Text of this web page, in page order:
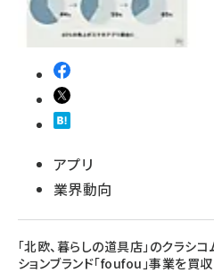
アプリ
業界動向
「北欧、暮らしの道具店」のクラシコ
ションブランド「foufou」事業を買収